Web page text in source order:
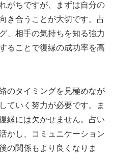
がちですが、まずは自分の
き合うことが大切です。占
、相手の気持ちを知る強力
ることで復縁の成功率を高
のタイミングを見極めなが
ていく努力が必要です。ま
縁には欠かせません。占い
かし、コミュニケーション
の関係もより良くなりま